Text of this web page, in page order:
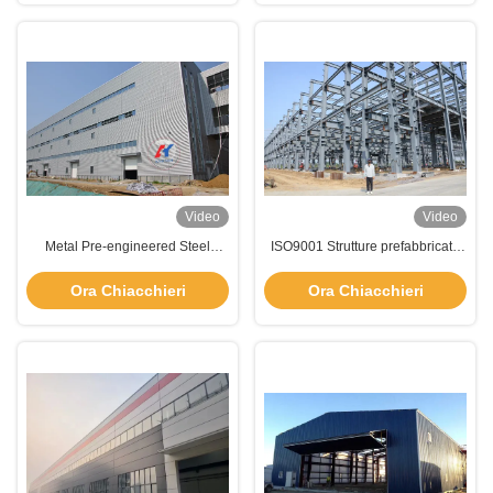
Video
Metal Pre-engineered Steel
Maintenance Resistenza alle
intemperie
Ora Chiacchieri
Video
ISO9001 Strutture prefabbricate
costruzione
Ora Chiacchieri